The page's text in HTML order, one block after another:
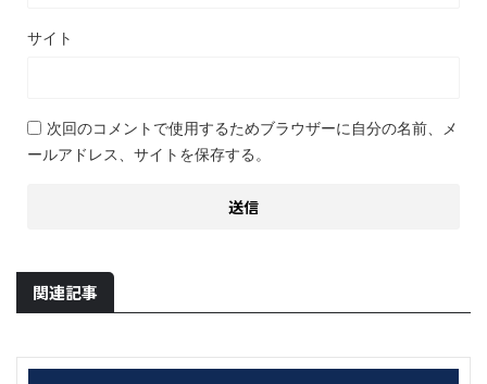
サイト
次回のコメントで使用するためブラウザーに自分の名前、メ
ールアドレス、サイトを保存する。
関連記事